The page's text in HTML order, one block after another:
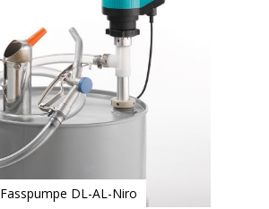
Fasspumpe DL-AL-Niro